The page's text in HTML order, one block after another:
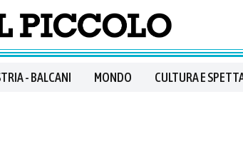
- BALCANI MONDO CULTURA E